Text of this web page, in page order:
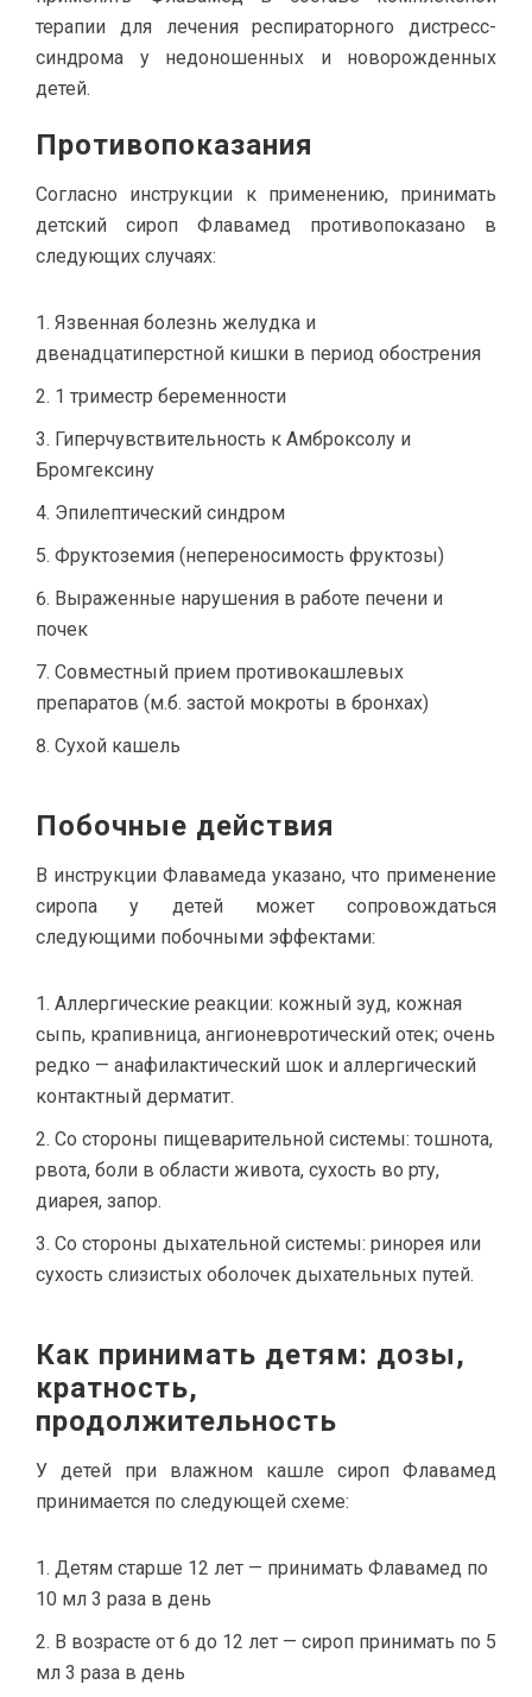
терапии для лечения респираторного дистресс-
синдрома у недоношенных и новорожденных
детей.
Противопоказания
Согласно инструкции к применению, принимать
детский сироп Флавамед противопоказано в
следующих случаях:
Язвенная болезнь желудка и
двенадцатиперстной кишки в период обострения
1 триместр беременности
Гиперчувствительность к Амброксолу и
Бромгексину
Эпилептический синдром
Фруктоземия (непереносимость фруктозы)
Выраженные нарушения в работе печени и
почек
Совместный прием противокашлевых
препаратов (м.б. застой мокроты в бронхах)
Сухой кашель
Побочные действия
В инструкции Флавамеда указано, что применение
сиропа у детей может сопровождаться
следующими побочными эффектами:
Аллергические реакции: кожный зуд, кожная
сыпь, крапивница, ангионевротический отек; очень
редко — анафилактический шок и аллергический
контактный дерматит.
Со стороны пищеварительной системы: тошнота,
рвота, боли в области живота, сухость во рту,
диарея, запор.
Со стороны дыхательной системы: ринорея или
сухость слизистых оболочек дыхательных путей.
Как принимать детям: дозы,
кратность,
продолжительность
У детей при влажном кашле сироп Флавамед
принимается по следующей схеме:
Детям старше 12 лет — принимать Флавамед по
10 мл 3 раза в день
В возрасте от 6 до 12 лет — сироп принимать по 5
мл 3 раза в день